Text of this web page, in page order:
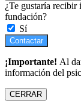
¿Te gustaría
fundación?
Sí
Contactar
¡Importante! Al
información del
CERRAR